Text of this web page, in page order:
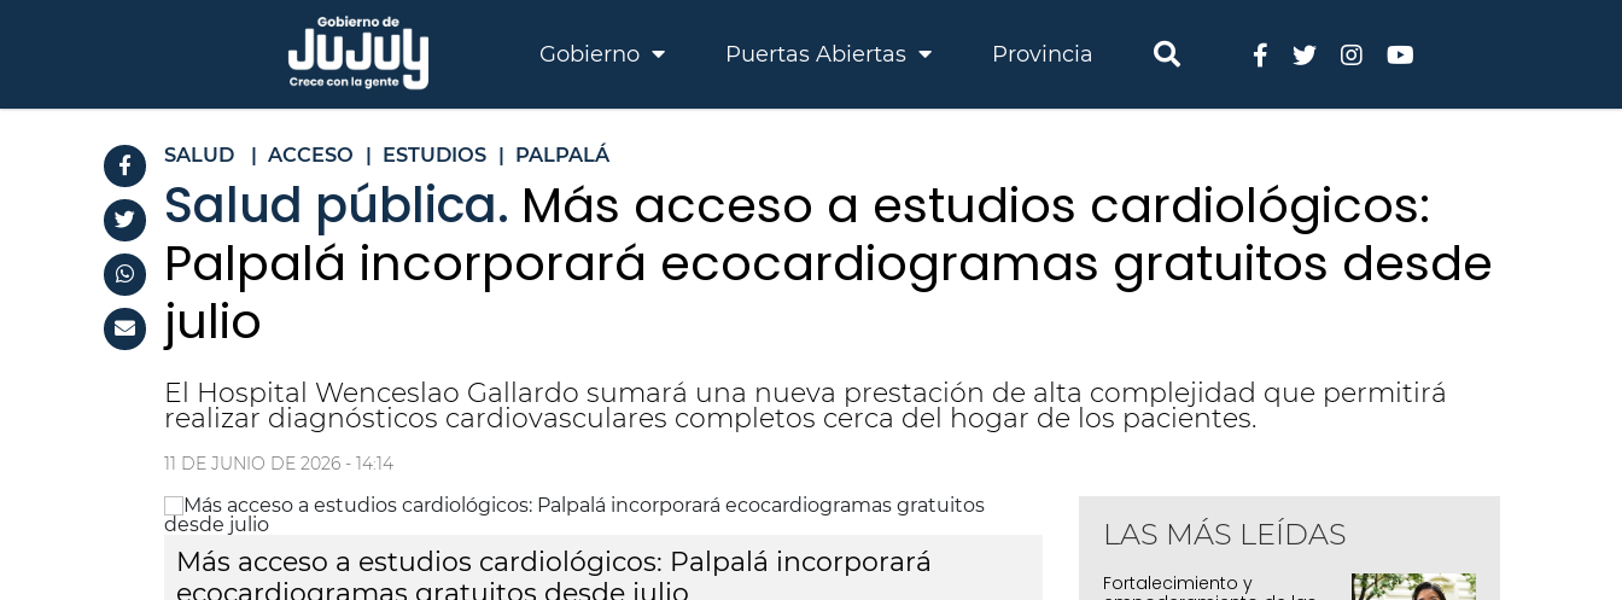
Gobierno Puertas Abiertas Provincia
SALUD | ACCESO | ESTUDIOS | PALPALÁ
Salud pública. Más acceso a estudios cardiológicos:
Palpalá incorporará ecocardiogramas gratuitos desde
julio
El Hospital Wenceslao Gallardo sumará una nueva prestación de alta complejidad que permitirá
realizar diagnósticos cardiovasculares completos cerca del hogar de los pacientes.
11 DE JUNIO DE 2026 - 14:14
Más acceso a estudios cardiológicos: Palpalá incorporará
ecocardiogramas gratuitos desde julio
LAS MÁS LEÍDAS
Fortalecimiento y